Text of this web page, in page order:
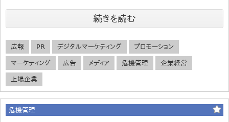
続きを読む
広報 PR デジタルマーケティング プロモーション
マーケティング 広告 メディア 危機管理 企業経営
上場企業
危機管理